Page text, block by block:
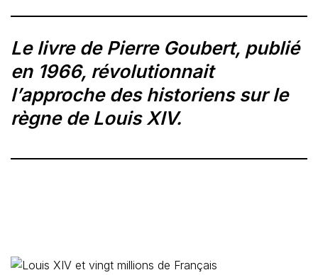
Le livre de Pierre Goubert, publié
en 1966, révolutionnait
l’approche des historiens sur le
règne de Louis XIV.